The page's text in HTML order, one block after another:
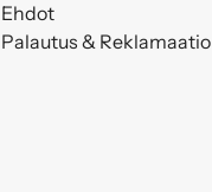
Ehdot
Palautus & Reklamaatio